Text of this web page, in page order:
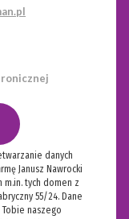
danych
Janusz Nawrocki
m.in. tych domen z
55/24. Dane
naszego